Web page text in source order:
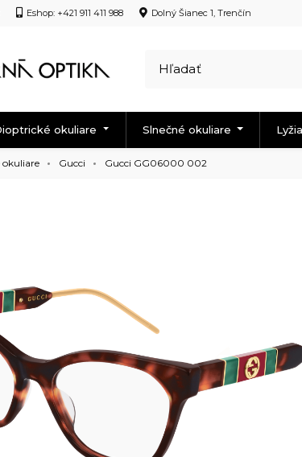
Eshop: +421 911 411 988 Dolný Šianec 1, Trenčín
okuliare Slnečné okuliare
Gucci Gucci GG06000 002